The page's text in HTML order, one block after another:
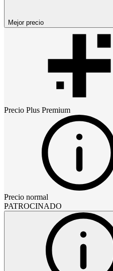
Mejor precio
Precio Plus Premium
Precio normal
PATROCINADO